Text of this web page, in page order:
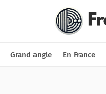
Grand angle En France